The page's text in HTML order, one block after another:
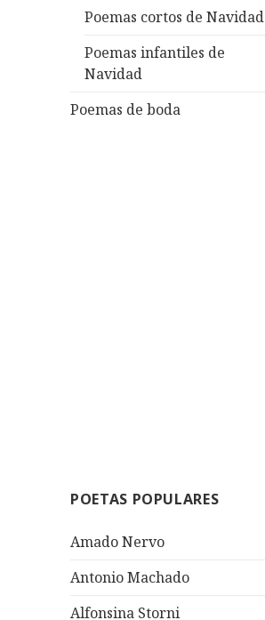
Poemas cortos de Navidad
Poemas infantiles de
Navidad
Poemas de boda
POETAS POPULARES
Amado Nervo
Antonio Machado
Alfonsina Storni